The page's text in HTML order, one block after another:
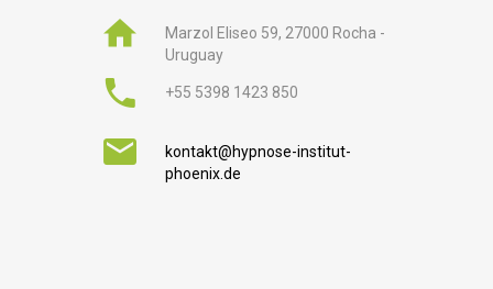
Marzol Eliseo 59, 27000 Rocha -
Uruguay
+55 5398 1423 850
kontakt@hypnose-institut-
phoenix.de